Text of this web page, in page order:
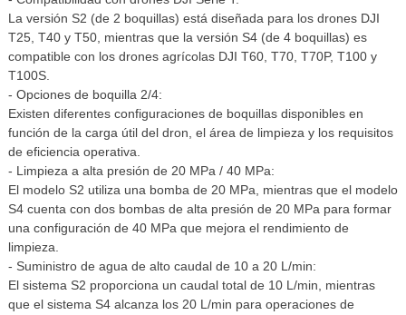
La versión S2 (de 2 boquillas) está diseñada para los drones DJI
T25, T40 y T50, mientras que la versión S4 (de 4 boquillas) es
compatible con los drones agrícolas DJI T60, T70, T70P, T100 y
T100S.
- Opciones de boquilla 2/4:
Existen diferentes configuraciones de boquillas disponibles en
función de la carga útil del dron, el área de limpieza y los requisitos
de eficiencia operativa.
- Limpieza a alta presión de 20 MPa / 40 MPa:
El modelo S2 utiliza una bomba de 20 MPa, mientras que el modelo
S4 cuenta con dos bombas de alta presión de 20 MPa para formar
una configuración de 40 MPa que mejora el rendimiento de
limpieza.
- Suministro de agua de alto caudal de 10 a 20 L/min:
El sistema S2 proporciona un caudal total de 10 L/min, mientras
que el sistema S4 alcanza los 20 L/min para operaciones de